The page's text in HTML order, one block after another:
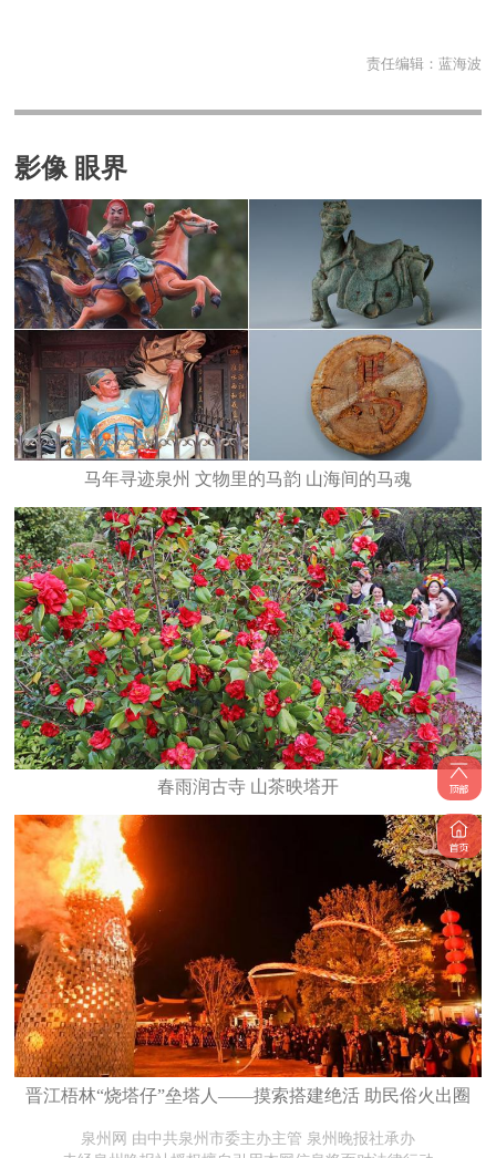
责任编辑： 蓝海波
影像 眼界
马年寻迹泉州 文物里的马韵 山海间的马魂
春雨润古寺 山茶映塔开
晋江梧林“烧塔仔”垒塔人——摸索搭建绝活 助民俗火出圈
泉州网 由中共泉州市委主办主管 泉州晚报社承办